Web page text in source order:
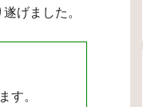
げました。
す。